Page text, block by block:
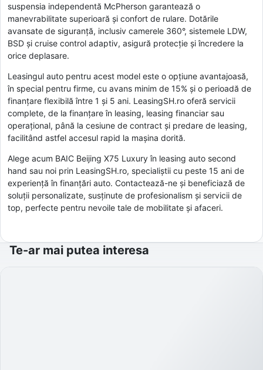
suspensia independentă McPherson garantează o
manevrabilitate superioară și confort de rulare. Dotările
avansate de siguranță, inclusiv camerele 360°, sistemele LDW,
BSD și cruise control adaptiv, asigură protecție și încredere la
orice deplasare.
Leasingul auto pentru acest model este o opțiune avantajoasă,
în special pentru firme, cu avans minim de 15% și o perioadă de
finanțare flexibilă între 1 și 5 ani. LeasingSH.ro oferă servicii
complete, de la finanțare în leasing, leasing financiar sau
operațional, până la cesiune de contract și predare de leasing,
facilitând astfel accesul rapid la mașina dorită.
Alege acum BAIC Beijing X75 Luxury în leasing auto second
hand sau noi prin LeasingSH.ro, specialiștii cu peste 15 ani de
experiență în finanțări auto. Contactează-ne și beneficiază de
soluții personalizate, susținute de profesionalism și servicii de
top, perfecte pentru nevoile tale de mobilitate și afaceri.
Te-ar mai putea interesa